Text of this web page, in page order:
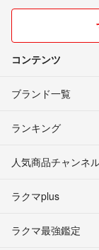
コンテンツ
ブランド一覧
ランキング
人気商品チャンネ
ラクマplus
ラクマ最強鑑定